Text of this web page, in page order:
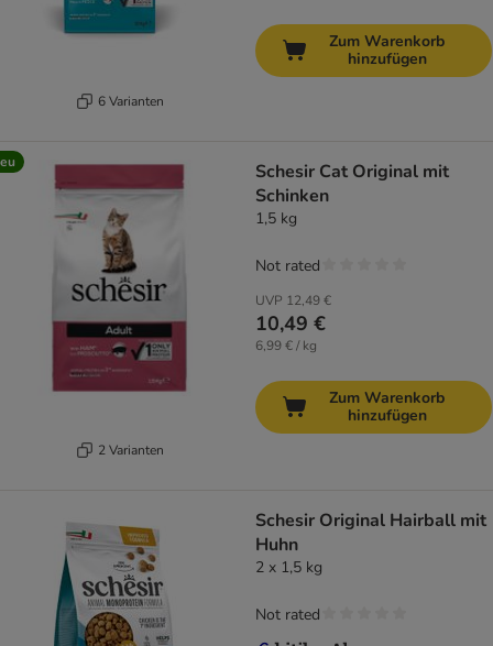
6 Varianten
Zum Warenkorb
hinzufügen
2 Varianten
Schesir Cat Original mit
Schinken
1,5 kg
UVP 12,49 €
10,49 €
6,99 € / kg
Not rated
Zum Warenkorb
hinzufügen
Schesir Original Hairball mit
Huhn
2 x 1,5 kg
Not rated